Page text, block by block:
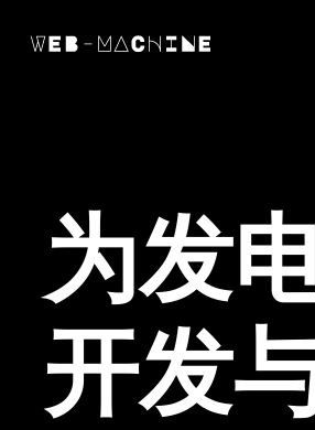
为发
开发